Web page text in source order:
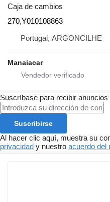
Caja de cambios
270,Y010108863
Portugal, ARGONCILHE
Manaiacar
Suscríbase para recibir
Suscribirse
Al hacer clic aquí, muestra su
privacidad y nuestro acuerdo del